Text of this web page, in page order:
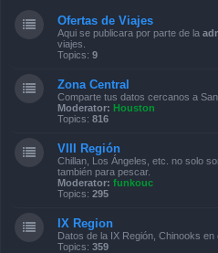
Ofertas de Viajes
Aqui se publicara por parte de la
viajes.
Topics: 9
Zona Central
Comparte tus datos cercanos a
Moderator: Houston
Topics: 816
VIII Región
Chillan, Los Ángeles, etc. no solo
también para pescar.
Moderator: funkouc
Topics: 295
IX Region
Datos de la IX Región, Chinooks en
Topics: 359